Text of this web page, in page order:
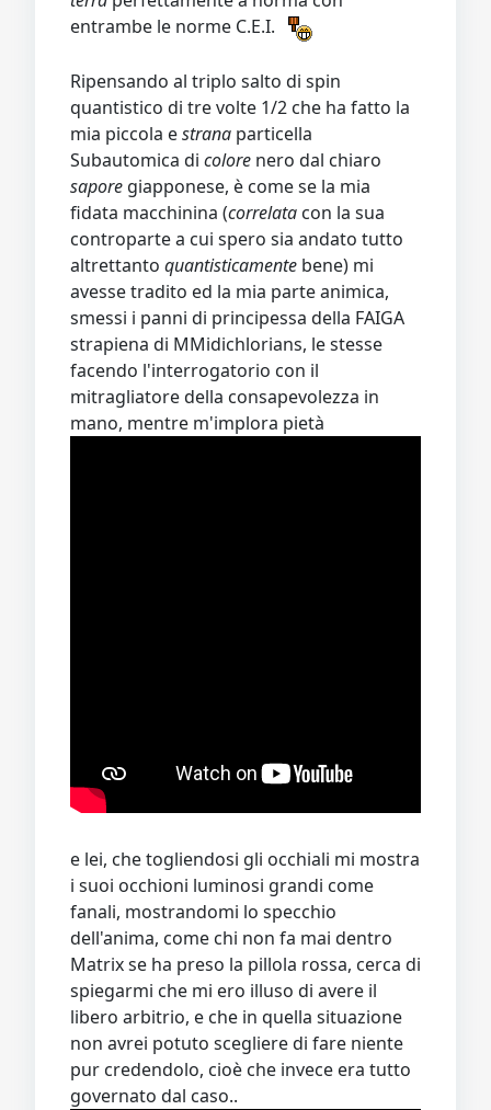
entrambe le norme C.E.I.
Ripensando al triplo salto di spin
quantistico di tre volte 1/2 che ha fatto la
mia piccola estrana particella
Subautomica di colore nero dal chiaro
sapore giapponese, è come se la mia
fidata macchinina (correlata con la sua
controparte a cui spero sia andato tutto
altrettanto quantisticamente bene) mi
avesse tradito ed la mia parte animica,
smessi i panni di principessa della FAIGA
strapiena di MMidichlorians, le stesse
facendo l'interrogatorio con il
mitragliatore della consapevolezza in
mano, mentre m'implora pietà
e lei, che togliendosi gli occhiali mi mostra
i suoi occhioni luminosi grandi come
fanali, mostrandomi lo specchio
dell'anima, come chi non fa mai dentro
Matrix se ha preso la pillola rossa, cerca di
spiegarmi che mi ero illuso di avere il
libero arbitrio, e che in quella situazione
non avrei potuto scegliere di fare niente
pur credendolo, cioè che invece era tutto
governato dal caso..